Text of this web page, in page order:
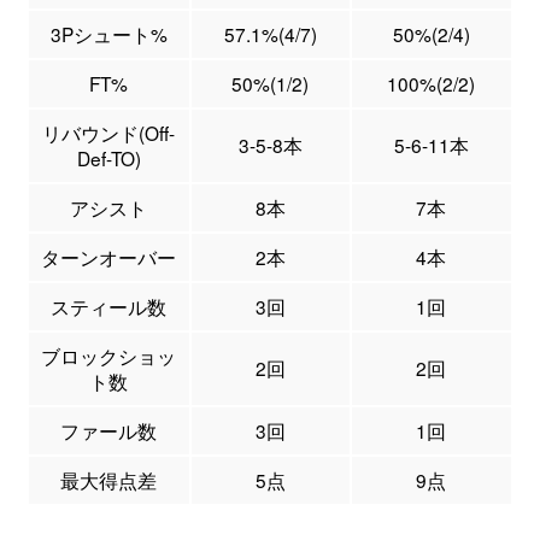
3Pシュート%
57.1%(4/7)
50%(2/4)
FT%
50%(1/2)
100%(2/2)
リバウンド(Off-
Def-TO)
3-5-8本 5-6-11本
アシスト 8本
7本
ターンオーバー
2本
4本
スティール数
3回
1回
ブロックショッ
ト数
2回 2回
ファール数 3回
1回
最大得点差
5点 9点